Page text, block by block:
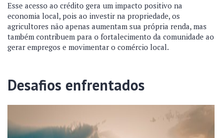
Esse acesso ao crédito gera um impacto positivo na
economia local, pois ao investir na propriedade, os
agricultores não apenas aumentam sua própria renda, mas
também contribuem para o fortalecimento da comunidade ao
gerar empregos e movimentar o comércio local.
Desafios enfrentados